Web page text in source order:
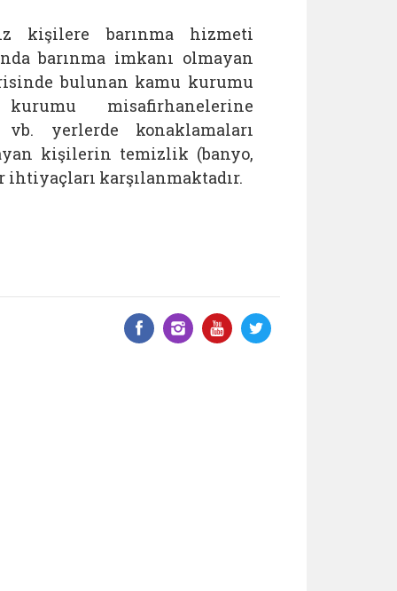
kişilere barınma hizmeti
barınma imkanı olmayan
bulunan kamu kurumu
misafirhanelerine
yerlerde konaklamaları
kişilerin temizlik (banyo,
ihtiyaçları karşılanmaktadır.
Facebook üzerinde paylaş
Instagram'da paylaş
YouTube
Twitter